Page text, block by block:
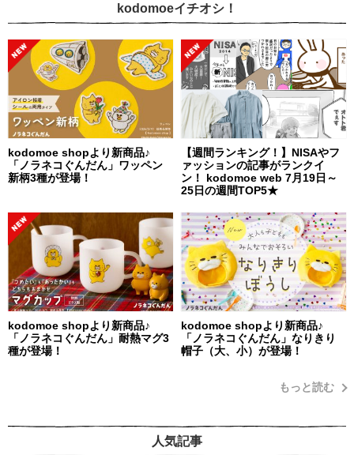
kodomoeイチオシ！
kodomoe shopより新商品♪
「ノラネコぐんだん」ワッペン
新柄3種が登場！
【週間ランキング！】NISAやフ
ァッションの記事がランクイ
ン！ kodomoe web 7月19日～
25日の週間TOP5★
kodomoe shopより新商品♪
「ノラネコぐんだん」耐熱マグ3
種が登場！
kodomoe shopより新商品♪
「ノラネコぐんだん」なりきり
帽子（大、小）が登場！
もっと読む
人気記事